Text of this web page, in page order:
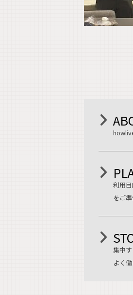
利用
をご
集中
よく